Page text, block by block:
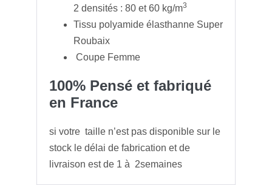
2 densités : 80 et 60 kg/m3
Tissu polyamide élasthanne Super
Roubaix
Coupe Femme
100% Pensé et fabriqué
en France
si votre taille n’est pas disponible sur le
stock le délai de fabrication et de
livraison est de 1 à 2semaines